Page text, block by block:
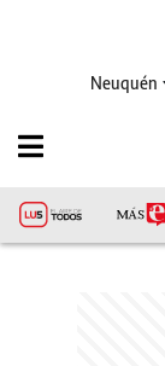
Neuquén